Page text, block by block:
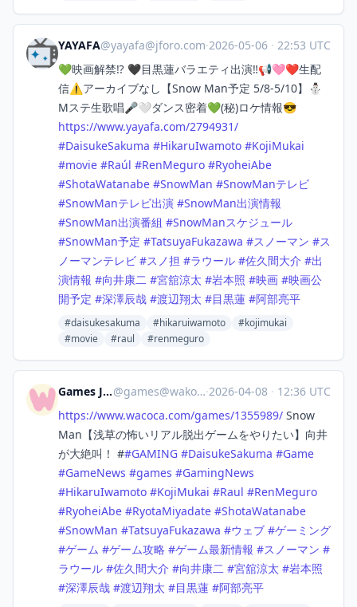
YAYAFA@yayafa@jforo.com·2026-05-06 · 22:53 UTC
💚映画解禁⁉️ 🖤目黒蓮バラエティ出演‼️📢🩷❤️生配
信⚠️アーカイブなし【Snow Man予定 5/8-5/10】⛄
Mステ生歌唱🎤🤍ダンス密着💚(秘)ロケ情報😎
https://www.yayafa.com/2794931/
#DaisukeSakuma #HikaruIwamoto #KojiMukai
#movie #Raúl #RenMeguro #RyoheiAbe
#ShotaWatanabe #SnowMan #SnowManテレビ
#SnowManテレビ出演 #SnowMan出演情報
#SnowMan出演番組 #SnowManスケジュール
#SnowMan予定 #TatsuyaFukazawa #スノーマン #ス
ノーマンテレビ #スノ担 #ラウール #佐久間大介 #出
演情報 #向井康二 #宮舘涼太 #岩本照 #映画 #映画公
開予定 #深澤辰哉 #渡辺翔太 #目黒蓮 #阿部亮平
#daisukesakuma #hikaruiwamoto
#kojimukai
#movie
#raul #renmeguro
Games Japan@games@wakoka.com ·2026-04-08 · 12:36 UTC
https://www.wacoca.com/games/1355989/ Snow
Man【浅草の怖いリアル脱出ゲームをやりたい】向井
が大絶叫！ ##GAMING #DaisukeSakuma #Game
#GameNews #games #GamingNews
#HikaruIwamoto #KojiMukai #Raul #RenMeguro
#RyoheiAbe #RyotaMiyadate #ShotaWatanabe
#SnowMan #TatsuyaFukazawa #ウェブ #ゲーミング
#ゲーム #ゲーム攻略 #ゲーム最新情報 #スノーマン #
ラウール #佐久間大介 #向井康二 #宮舘涼太 #岩本照
#深澤辰哉 #渡辺翔太 #目黒蓮 #阿部亮平